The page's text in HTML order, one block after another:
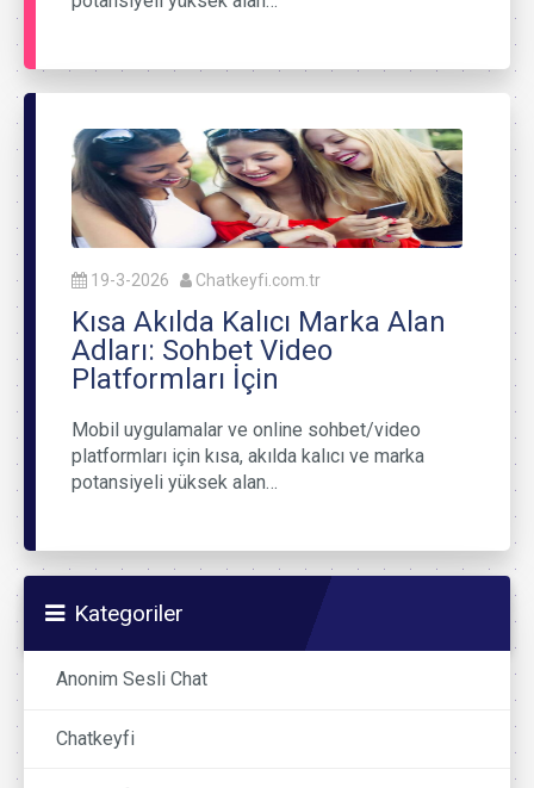
19-3-2026 Chatkeyfi.com.tr
Kısa Akılda Kalıcı Marka Alan
Adları: Sohbet Video
Platformları İçin
Mobil uygulamalar ve online sohbet/video
platformları için kısa, akılda kalıcı ve marka
potansiyeli yüksek alan…
Kategoriler
Anonim Sesli Chat
Chatkeyfi